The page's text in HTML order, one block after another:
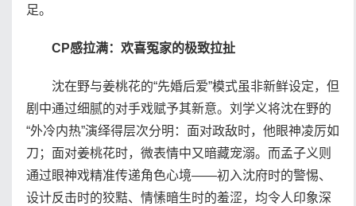
足。
CP感拉满：欢喜冤家的极致拉扯
沈在野与姜桃花的“先婚后爱”模式虽非新鲜设定，但
剧中通过细腻的对手戏赋予其新意。刘学义将沈在野的
“外冷内热”演绎得层次分明：面对政敌时，他眼神凌厉如
刀；面对姜桃花时，微表情中又暗藏宠溺。而孟子义则
通过眼神戏精准传递角色心境——初入沈府时的警惕、
设计反击时的狡黠、情愫暗生时的羞涩，均令人印象深